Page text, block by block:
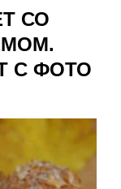
СО
С ФОТО